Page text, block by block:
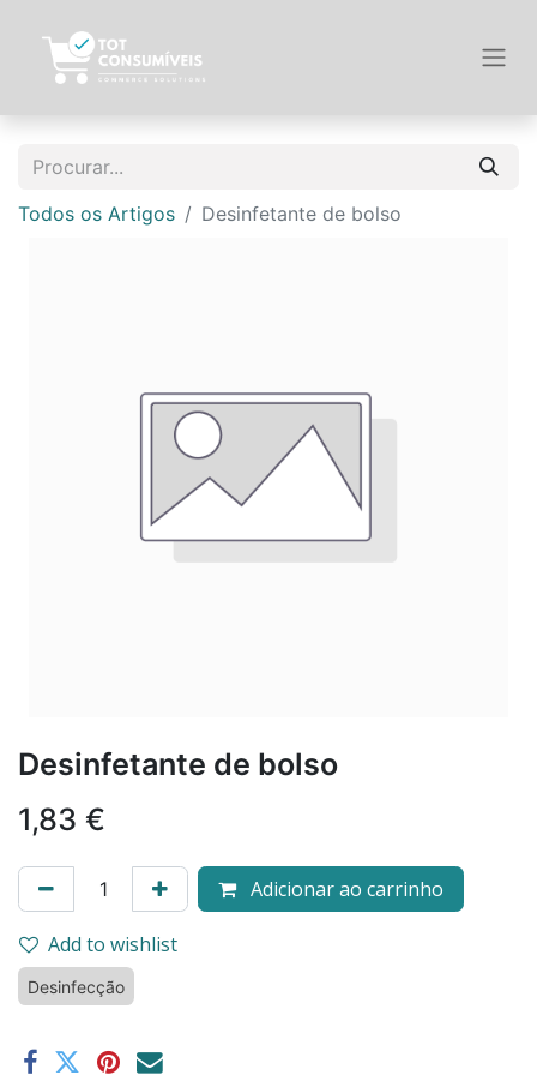
Todos os Artigos Desinfetante de bolso
Desinfetante de bolso
1,83 €
Adicionar ao carrinho
Add to wishlist
Desinfecção